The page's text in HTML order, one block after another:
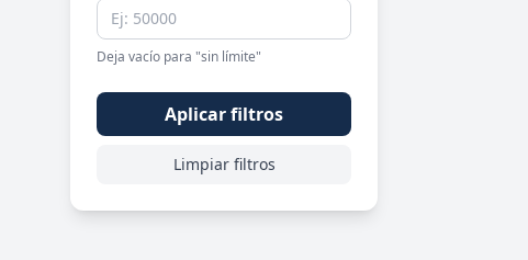
Deja vacío para "sin límite"
Aplicar filtros
Limpiar filtros